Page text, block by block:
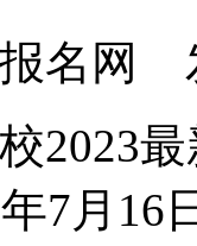
名网
2023
7月16